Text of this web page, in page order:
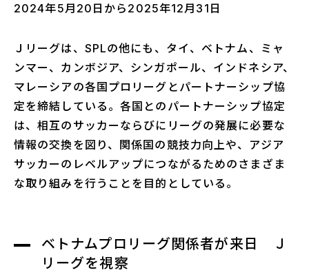
2024年5月20日から2025年12月31日
Ｊリーグは、SPLの他にも、タイ、ベトナム、ミャ
ンマー、カンボジア、シンガポール、インドネシア、
マレーシアの各国プロリーグとパートナーシップ協
定を締結している。各国とのパートナーシップ協定
は、相互のサッカーならびにリーグの発展に必要な
情報の交換を図り、関係国の競技力向上や、アジア
サッカーのレベルアップにつながるためのさまざま
な取り組みを行うことを目的としている。
ベトナムプロリーグ関係者が来日 Ｊ
リーグを視察